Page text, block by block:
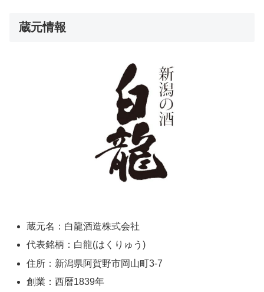
蔵元情報
蔵元名：白龍酒造株式会社
代表銘柄：白龍(はくりゅう)
住所：新潟県阿賀野市岡山町3-7
創業：西暦1839年